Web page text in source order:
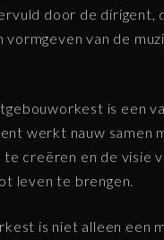
door de dirigent,
van de
is een
werkt nauw samen
te creëren en de visie
leven te brengen.
is niet alleen een